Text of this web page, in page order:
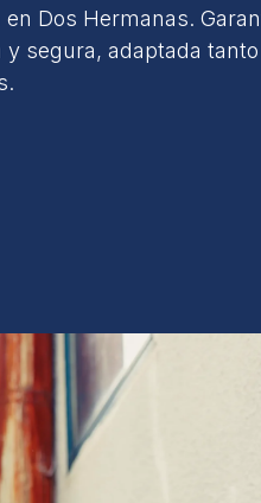
Dos Hermanas.
segura, adaptada